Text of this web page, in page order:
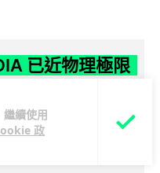
續使用
政
已近物理極限
爾定律瓶頸
5 小時專訪，警告
限，傳統製程升級已失經